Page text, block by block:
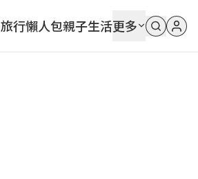
旅行懶人包親子生活更多